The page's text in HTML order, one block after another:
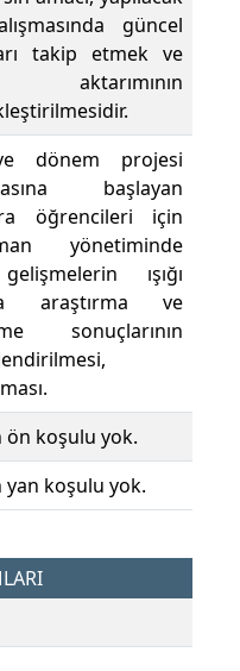
güncel
takip etmek ve
aktarımının
dönem projesi
başlayan
öğrencileri için
yönetiminde
ışığı
araştırma ve
sonuçlarının
ön koşulu yok.
yan koşulu yok.